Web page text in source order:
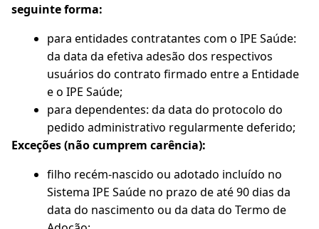
seguinte forma:
para entidades contratantes com o IPE Saúde:
da data da efetiva adesão dos respectivos
usuários do contrato firmado entre a Entidade
e o IPE Saúde;
para dependentes: da data do protocolo do
pedido administrativo regularmente deferido;
Exceções (não cumprem carência):
filho recém-nascido ou adotado incluído no
Sistema IPE Saúde no prazo de até 90 dias da
data do nascimento ou da data do Termo de